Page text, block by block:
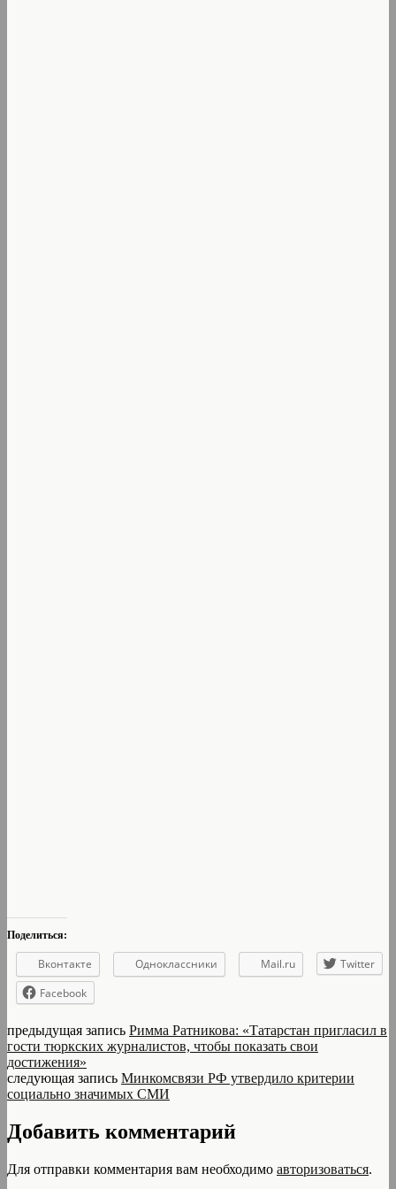
Поделиться:
Вконтакте Одноклассники Mail.ru
Twitter
Facebook
предыдущая запись Римма Ратникова: «Татарстан пригласил в
гости тюркских журналистов, чтобы показать свои
достижения»
следующая запись Минкомсвязи РФ утвердило критерии
социально значимых СМИ
Добавить комментарий
Для отправки комментария вам необходимо авторизоваться.